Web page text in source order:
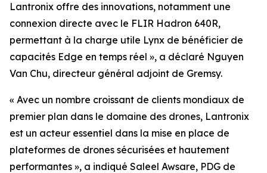
Lantronix offre des innovations, notamment une
connexion directe avec le FLIR Hadron 640R,
permettant à la charge utile Lynx de bénéficier de
capacités Edge en temps réel », a déclaré Nguyen
Van Chu, directeur général adjoint de Gremsy.
« Avec un nombre croissant de clients mondiaux de
premier plan dans le domaine des drones, Lantronix
est un acteur essentiel dans la mise en place de
plateformes de drones sécurisées et hautement
performantes », a indiqué Saleel Awsare, PDG de